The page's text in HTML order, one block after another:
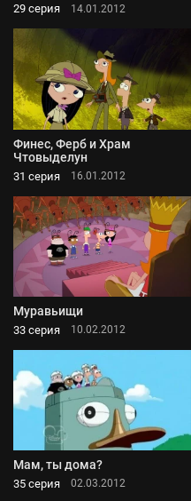
29 серия 14.01.2012
Финес, Ферб и Храм
Чтовыделун
31 серия 16.01.2012
Муравьищи
33 серия 10.02.2012
Мам, ты дома?
35 серия 02.03.2012